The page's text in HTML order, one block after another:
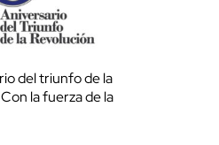
del triunfo de la
la fuerza de la